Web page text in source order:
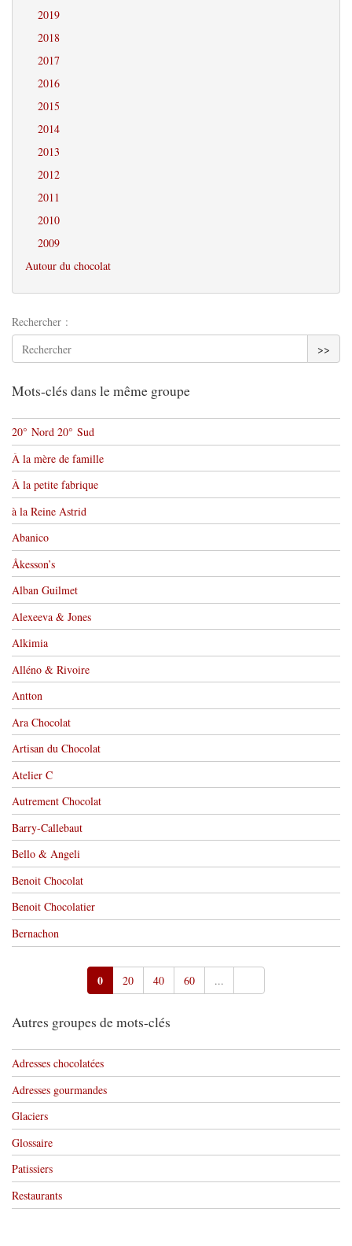
2019
2018
2017
2016
2015
2014
2013
2012
2011
2010
2009
Autour du chocolat
Rechercher :
>>
Mots-clés dans le même groupe
20° Nord 20° Sud
À la mère de famille
À la petite fabrique
à la Reine Astrid
Abanico
Åkesson’s
Alban Guilmet
Alexeeva & Jones
Alkimia
Alléno & Rivoire
Antton
Ara Chocolat
Artisan du Chocolat
Atelier C
Autrement Chocolat
Barry-Callebaut
Bello & Angeli
Benoit Chocolat
Benoit Chocolatier
Bernachon
0 20 40 60 ...
Autres groupes de mots-clés
Adresses chocolatées
Adresses gourmandes
Glaciers
Glossaire
Patissiers
Restaurants